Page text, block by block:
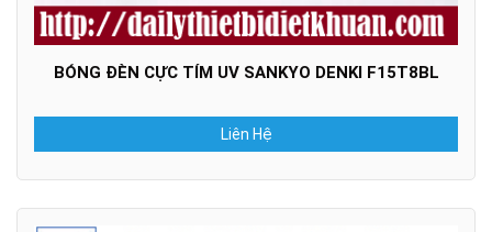
BÓNG ĐÈN CỰC TÍM UV SANKYO DENKI F15T8BL
Liên Hệ